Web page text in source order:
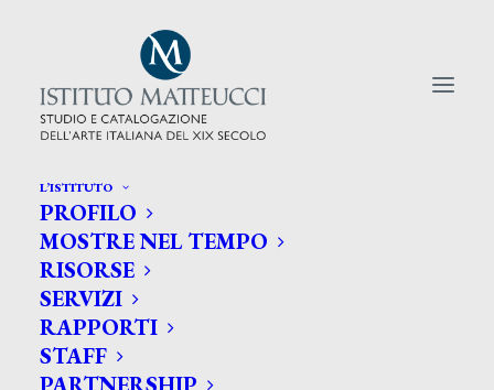
L’ISTITUTO
PROFILO
MOSTRE NEL TEMPO
RISORSE
SERVIZI
RAPPORTI
STAFF
CERCA TRA GLI ARTISTI:
Search
for: